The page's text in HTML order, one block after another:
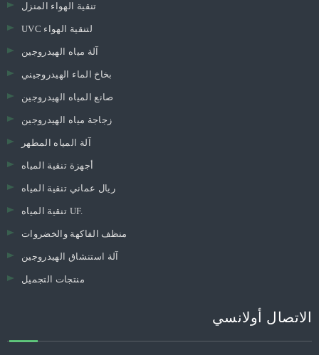
تنقية الهواء المنزل
UVC لتنقية الهواء
آلة مياه الهيدروجين
بخاخ الماء الهيدروجيني
صانع المياه الهيدروجين
زجاجة مياه الهيدروجين
آلة المياه المطهر
أجهزة تنقية المياه
ريال عماني تنقية المياه
تنقية المياه UF.
منظف ​​الفاكهة والخضروات
آلة استنشاق الهيدروجين
منتجات التجميل
الاتصال أولانسي